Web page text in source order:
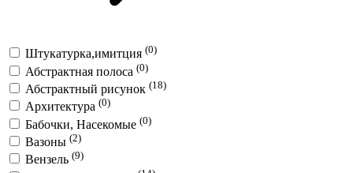
Штукатурка,имитция (0)
Абстрактная полоса (0)
Абстрактный рисунок (18)
Архитектура (0)
Бабочки, Насекомые (0)
Вазоны (2)
Вензель (9)